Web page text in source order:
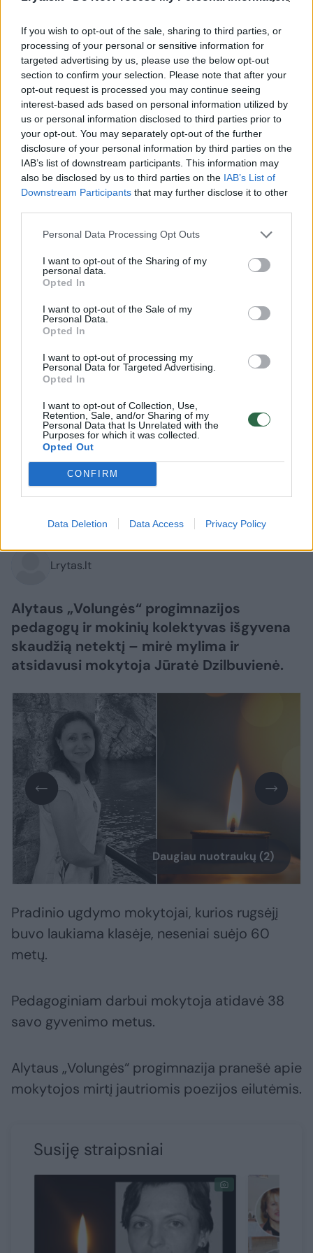
If you wish to opt-out of the sale, sharing to third parties, or
processing of your personal or sensitive information for
targeted advertising by us, please use the below opt-out
section to confirm your selection. Please note that after your
opt-out request is processed you may continue seeing
interest-based ads based on personal information utilized by
us or personal information disclosed to third parties prior to
your opt-out. You may separately opt-out of the further
disclosure of your personal information by third parties on the
IAB’s list of downstream participants. This information may
also be disclosed by us to third parties on the IAB’s List of
Downstream Participants that may further disclose it to other
Personal Data Processing Opt Outs
I want to opt-out of the Sharing of my
personal data.
Opted In
I want to opt-out of the Sale of my
Personal Data.
Opted In
I want to opt-out of processing my
Personal Data for Targeted Advertising.
Opted In
I want to opt-out of Collection, Use,
Retention, Sale, and/or Sharing of my
Personal Data that Is Unrelated with the
Purposes for which it was collected.
Opted Out
CONFIRM
Data Deletion Data Access Privacy Policy
Komentuoti gali tik Lrytas registruoti vartotojai.
Prisijunkite prie registruotų vartotojų
bendruomenės ir bendraukite komentaruose!
Rodyti komentarus
Prisijungti komentatoriams
Gyvenimo būdas Istorijos
Tragedija Alytuje: rugsėjį mokiniai
nebesulauks savo mylimos
mokytojos(1)
Lrytas.lt
Alytaus „Volungės“ progimnazijos
pedagogų ir mokinių kolektyvas išgyvena
skaudžią netektį – mirė mylima ir
atsidavusi mokytoja Jūratė Dzilbuvienė.
Daugiau nuotraukų (2)
Pradinio ugdymo mokytojai, kurios rugsėjį
buvo laukiama klasėje, neseniai suėjo 60
metų.
Pedagoginiam darbui mokytoja atidavė 38
savo gyvenimo metus.
Alytaus „Volungės“ progimnazija pranešė apie
mokytojos mirtį jautriomis poezijos eilutėmis.
Susiję straipsniai